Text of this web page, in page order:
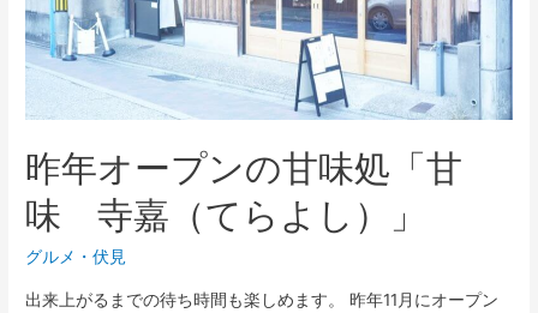
昨年オープンの甘味処「甘
味 寺嘉（てらよし）」
グルメ ・伏見
出来上がるまでの待ち時間も楽しめます。 昨年11月にオープン